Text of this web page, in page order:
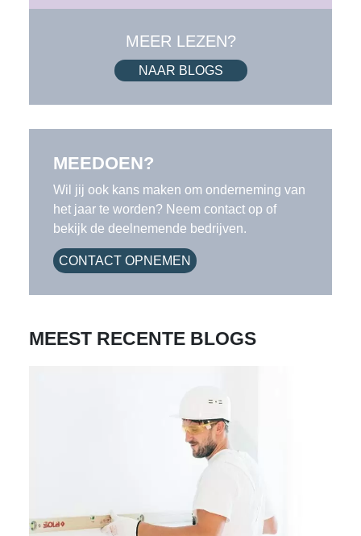
MEER LEZEN?
NAAR BLOGS
MEEDOEN?
Wil jij ook kans maken om onderneming van
het jaar te worden? Neem contact op of
bekijk de deelnemende bedrijven.
CONTACT OPNEMEN
MEEST RECENTE BLOGS